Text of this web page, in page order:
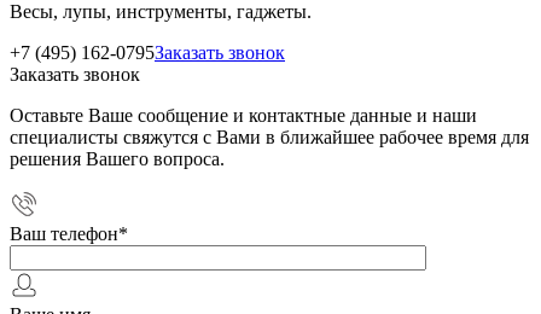
Весы, лупы, инструменты, гаджеты.
+7 (495) 162-0795Заказать звонок
Заказать звонок
Оставьте Ваше сообщение и контактные данные и наши
специалисты свяжутся с Вами в ближайшее рабочее время для
решения Вашего вопроса.
Ваш телефон*